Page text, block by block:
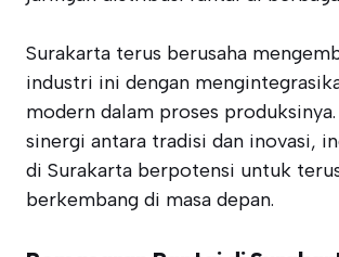
Surakarta terus berusaha
industri ini dengan
modern dalam proses
sinergi antara tradisi dan inovasi,
di Surakarta berpotensi untuk
berkembang di masa depan.